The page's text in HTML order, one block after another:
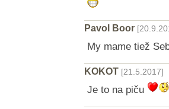
Pavol Boor
My mame tiež
KOKOT [21.5.2017]
Je to na piču